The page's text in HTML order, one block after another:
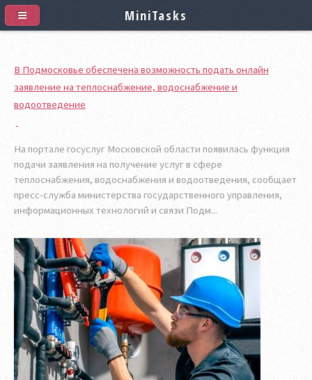
В Подмосковье обеспечена возможность подать онлайн
заявление на теплоснабжение, водоснабжение и
водоотведение
На портале госуслуг Московской области появилась функция
подачи заявления на получение услуг в сфере
теплоснабжения, водоснабжения и водоотведения, сообщает
пресс-служба министерства государственного управления,
информационных технологий и связи Подм...
MiniTasks